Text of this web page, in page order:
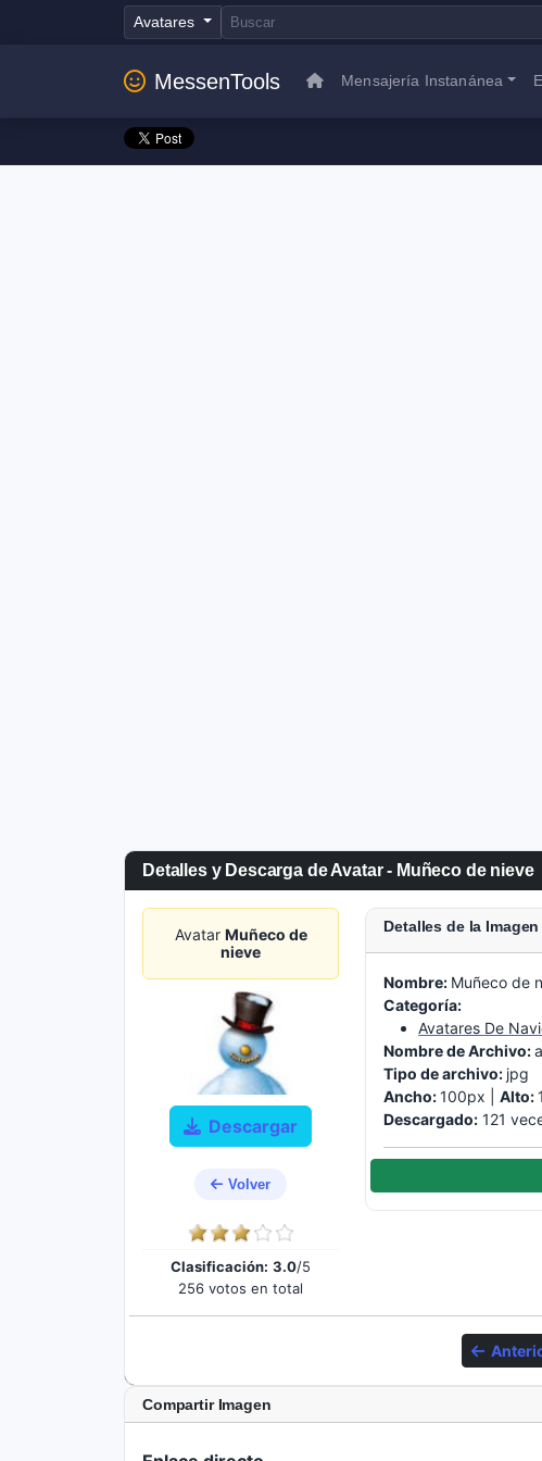
Avatares
MessenTools Mensajería Instanánea
Detalles y Descarga de Avatar - Muñeco de nieve
Avatar Muñeco de
nieve
Descargar
Volver
Clasificación: 3.0/5
256 votos en total
Detalles de la Imagen
Nombre: Muñeco de
Categoría:
Avatares De
Nombre de Archivo:
Tipo de archivo: jpg
Ancho:100px |Alto:
Descargado: 121
Compartir Imagen